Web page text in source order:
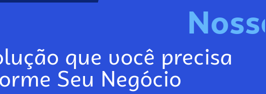
No
que você precisa
Seu Negócio